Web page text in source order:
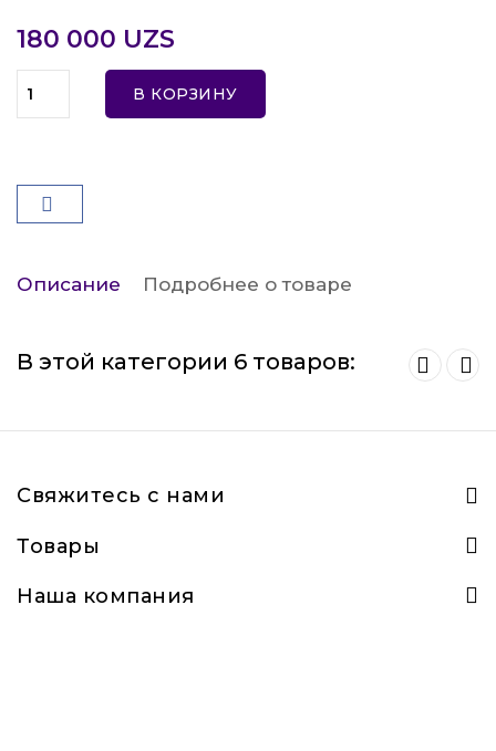
180 000 UZS
В КОРЗИНУ
Описание Подробнее о товаре
В этой категории 6 товаров:
Свяжитесь с нами
Товары
Наша компания